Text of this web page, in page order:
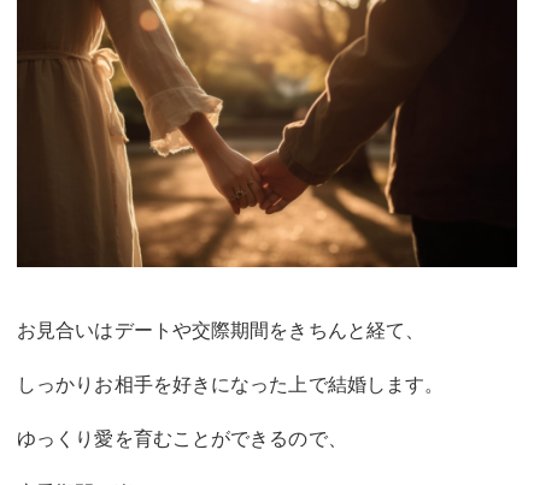
お見合いはデートや交際期間をきちんと経て、
しっかりお相手を好きになった上で結婚します。
ゆっくり愛を育むことができるので、